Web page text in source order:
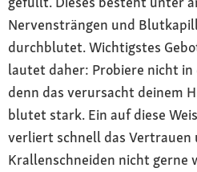
Nervensträngen und
durchblutet. Wichtigstes
lautet daher: Probiere nicht in
denn das verursacht deinem
blutet stark. Ein auf diese
verliert schnell das Vertrauen
Krallenschneiden nicht gerne